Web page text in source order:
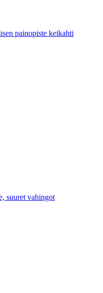
painopiste keikahti
suuret vahingot